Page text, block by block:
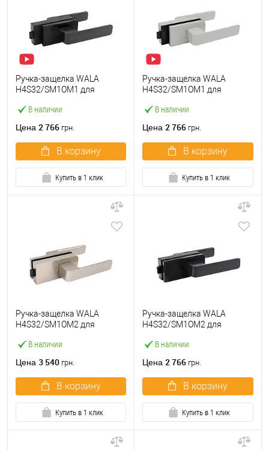
В наличии
Ручка-защелка WALA
H4S32/SM1OM1 для
магнитная матовый
Цена 2 766 грн.
В корзину
Купить в 1 клик
В наличии
Ручка-защелка WALA
H4S32/SM1OM1 для
магнитная серебряный
Цена 2 766 грн.
В корзину
Купить в 1 клик
В наличии
Ручка-защелка WALA
H4S32/SM1OM2 для
магнитная INOX
Цена 3 540 грн.
В корзину
Купить в 1 клик
В наличии
Ручка-защелка WALA
H4S32/SM1OM2 для
магнитная матовый
Цена 2 766 грн.
В корзину
Купить в 1 клик